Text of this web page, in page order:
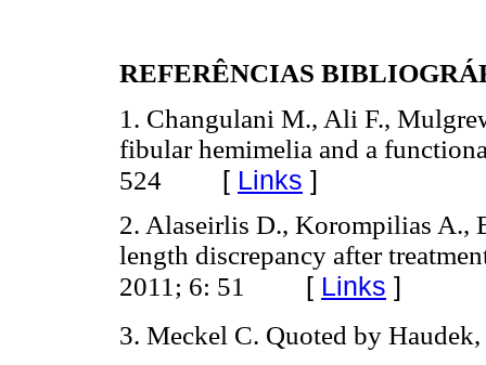
REFERÊNCIAS
1. Changulani M., Ali F.,
fibular hemimelia and a
524 [ Links ]
2. Alaseirlis D., Korompilias A.,
length discrepancy after
2011; 6: 51
[ Links ]
3. Meckel C. Quoted by